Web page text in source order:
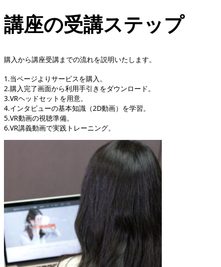
講座の受講ステップ
購入から講座受講までの流れを説明いたします。
1.当ページよりサービスを購入。
2.購入完了画面から利用手引きをダウンロード。
3.VRヘッドセットを用意。
4.インタビューの基本知識（2D動画）を学習。
5.VR動画の視聴準備。
6.VR講義動画で実践トレーニング。